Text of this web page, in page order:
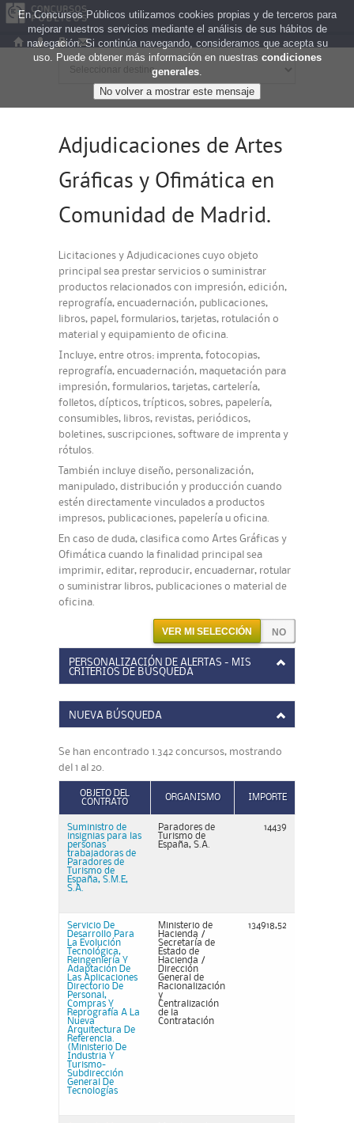
Adjudicaciones de Artes
Gráficas y Ofimática en
Comunidad de Madrid.
Licitaciones y Adjudicaciones cuyo objeto
principal sea prestar servicios o suministrar
productos relacionados con impresión, edición,
reprografía, encuadernación, publicaciones,
libros, papel, formularios, tarjetas, rotulación o
material y equipamiento de oficina.
Incluye, entre otros: imprenta, fotocopias,
reprografía, encuadernación, maquetación para
impresión, formularios, tarjetas, cartelería,
folletos, dípticos, trípticos, sobres, papelería,
consumibles, libros, revistas, periódicos,
boletines, suscripciones, software de imprenta y
rótulos.
También incluye diseño, personalización,
manipulado, distribución y producción cuando
estén directamente vinculados a productos
impresos, publicaciones, papelería u oficina.
En caso de duda, clasifica como Artes Gráficas y
Ofimática cuando la finalidad principal sea
imprimir, editar, reproducir, encuadernar, rotular
o suministrar libros, publicaciones o material de
oficina.
VER MI SELECCIÓN
PERSONALIZACIÓN DE ALERTAS - MIS
CRITERIOS DE BÚSQUEDA
NUEVA BÚSQUEDA
Se han encontrado 1.342 concursos, mostrando
del 1 al 20.
OBJETO DEL
CONTRATO
ORGANISMO IMPORTE
Suministro de
insignias para las
personas
trabajadoras de
Paradores de
Turismo de
España, S.M.E,
S.A.
Paradores de
Turismo de
España, S.A.
14439
Servicio De
Desarrollo Para
La Evolución
Tecnológica,
Reingeniería Y
Adaptación De
Las Aplicaciones
Directorio De
Personal,
Compras Y
Reprografía A La
Nueva
Arquitectura De
Referencia.
(Ministerio De
Industria Y
Turismo-
Subdirección
General De
Tecnologías
Ministerio de
Hacienda /
Secretaría de
Estado de
Hacienda /
Dirección
General de
Racionalización
y
Centralización
de la
Contratación
134918,52
En Concursos Públicos utilizamos cookies propias y de terceros para
mejorar nuestros servicios mediante el análisis de sus hábitos de
navegación. Si continúa navegando, consideramos que acepta su
uso. Puede obtener más información en nuestras condiciones
generales.